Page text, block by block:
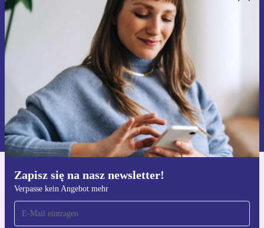
Zapisz się na nasz newsletter!
Verpasse kein Angebot mehr
Zapisz się na nasz newsletter!
Nie przegap żadnej oferty.
Zarejestruj się
Informacje na temat używania danych osobowych znajdują się w
naszej
Polityce prywatności
Pobierz aplikację refurbed
Dla iOS i Android